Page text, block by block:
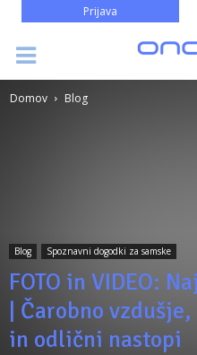
Prijava
Domov Blog
Blog Spoznavni dogodki za samske
FOTO in VIDEO:
| Čarobno
in odlični nastopi